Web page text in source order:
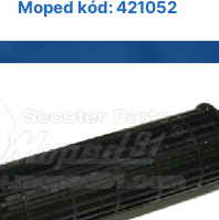
Moped kód: 421052